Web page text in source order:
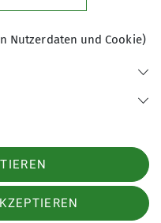
Jugend-
Jugendliche,
entscheiden
unsere jungen,
Nutzerdaten und Cookie)